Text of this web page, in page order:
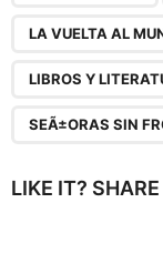
n
LA VUELTA AL
LIBROS Y
SEÃ±ORAS SIN
LIKE IT?